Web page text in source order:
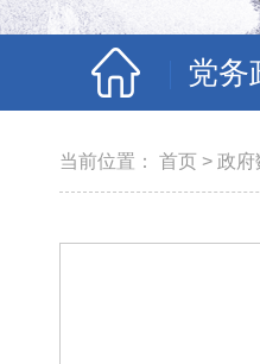
党务
当前位置： 首页 > 政府